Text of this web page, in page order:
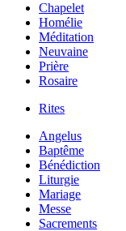
Chapelet
Homélie
Méditation
Neuvaine
Prière
Rosaire
Rites
Angelus
Baptême
Bénédiction
Liturgie
Mariage
Messe
Sacrements